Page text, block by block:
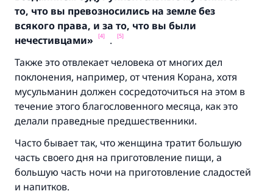
то, что вы превозносились на земле без
всякого права, и за то, что вы были
нечестивцами»
[4] . [5]
Также это отвлекает человека от многих дел
поклонения, например, от чтения Корана, хотя
мусульманин должен сосредоточиться на этом в
течение этого благословенного месяца, как это
делали праведные предшественники.
Часто бывает так, что женщина тратит большую
часть своего дня на приготовление пищи, а
большую часть ночи на приготовление сладостей
и напитков.
брак.
Помогите нам предоставить ответы Умме
благословение, сказал:
«Указавшему на благое (полагается) такая
же награда как и совершившему его»
(МУСЛИМ, № 1893).
Участвуйте сейчас!